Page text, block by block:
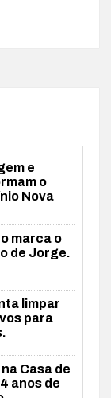
e
o
Nova
marca o
de Jorge.
limpar
para
Casa de
anos de